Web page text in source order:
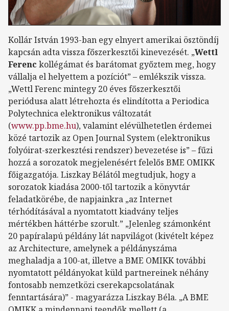
Kollár István 1993-ban egy elnyert amerikai ösztöndíj
kapcsán adta vissza főszerkesztői kinevezését. „Wettl
Ferenc kollégámat és barátomat győztem meg, hogy
vállalja el helyettem a pozíciót” – emlékszik vissza.
„Wettl Ferenc mintegy 20 éves főszerkesztői
periódusa alatt létrehozta és elindította a Periodica
Polytechnica elektronikus változatát
(www.pp.bme.hu), valamint elévülhetetlen érdemei
közé tartozik az Open Journal System (elektronikus
folyóirat-szerkesztési rendszer) bevezetése is” – fűzi
hozzá a sorozatok megjelenésért felelős BME OMIKK
főigazgatója. Liszkay Bélától megtudjuk, hogy a
sorozatok kiadása 2000-től tartozik a könyvtár
feladatkörébe, de napjainkra „az Internet
térhódításával a nyomtatott kiadvány teljes
mértékben háttérbe szorult.” „Jelenleg számonként
20 papíralapú példány lát napvilágot (kivételt képez
az Architecture, amelynek a példányszáma
meghaladja a 100-at, illetve a BME OMIKK további
nyomtatott példányokat küld partnereinek néhány
fontosabb nemzetközi cserekapcsolatának
fenntartására)” - magyarázza Liszkay Béla. „A BME